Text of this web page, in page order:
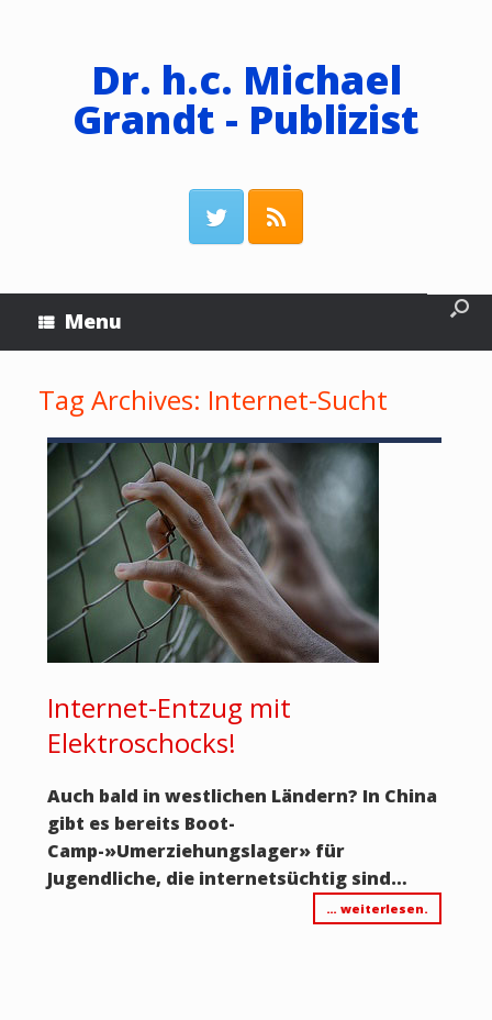
Dr. h.c. Michael
Grandt - Publizist
Menu
Tag Archives: Internet-Sucht
Internet-Entzug mit
Elektroschocks!
Auch bald in westlichen Ländern? In China
gibt es bereits Boot-
Camp-»Umerziehungslager» für
Jugendliche, die internetsüchtig sind…
… weiterlesen.